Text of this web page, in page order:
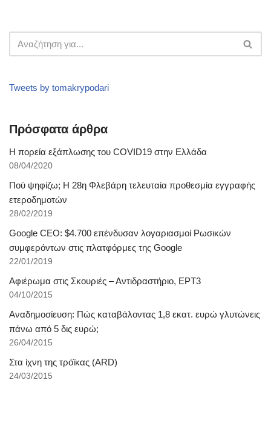
Tweets by tomakrypodari
Πρόσφατα άρθρα
Η πορεία εξάπλωσης του COVID19 στην Ελλάδα
08/04/2020
Πού ψηφίζω; Η 28η Φλεβάρη τελευταία προθεσμία εγγραφής
ετεροδημοτών
28/02/2019
Google CEO: $4.700 επένδυσαν λογαριασμοί Ρωσικών
συμφερόντων στις πλατφόρμες της Google
22/01/2019
Αφιέρωμα στις Σκουριές – Αντιδραστήριο, ΕΡΤ3
04/10/2015
Αναδημοσίευση: Πώς καταβάλοντας 1,8 εκατ. ευρώ γλυτώνεις
πάνω από 5 δις ευρώ;
26/04/2015
Στα ίχνη της τρόϊκας (ARD)
24/03/2015